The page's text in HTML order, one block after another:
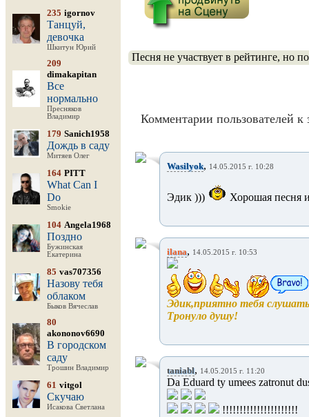
235 igornov
Танцуй,
девочка
Шкитун Юрий
209
dimakapitan
Все
нормально
Пресняков
Владимир
179 Sanich1958
Дождь в саду
Митяев Олег
164 PITT
What Can I
Do
Smokie
104 Angela1968
Поздно
Бужинская
Екатерина
85 vas707356
Назову тебя
облаком
Быков Вячеслав
80
akononov6690
В городском
саду
Трошин Владимир
61 vitgol
Скучаю
Исакова Светлана
Песня не участвует в рейтинге, но
Комментарии пользователей к
Wasilyok, 14.05.2015 г. 10:28
Эдик ))) Хорошая песня
ilana, 14.05.2015 г. 10:53
Эдик,приятно тебя
Тронуло душу!
taniabl, 14.05.2015 г. 11:20
Da Eduard ty umees zatronut
!!!!!!!!!!!!!!!!!!!!!!